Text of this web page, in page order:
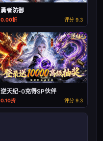
勇者防御
0.00折 评分 9.3
逆天纪-0充得SP伙伴
0.10折 评分 9.3